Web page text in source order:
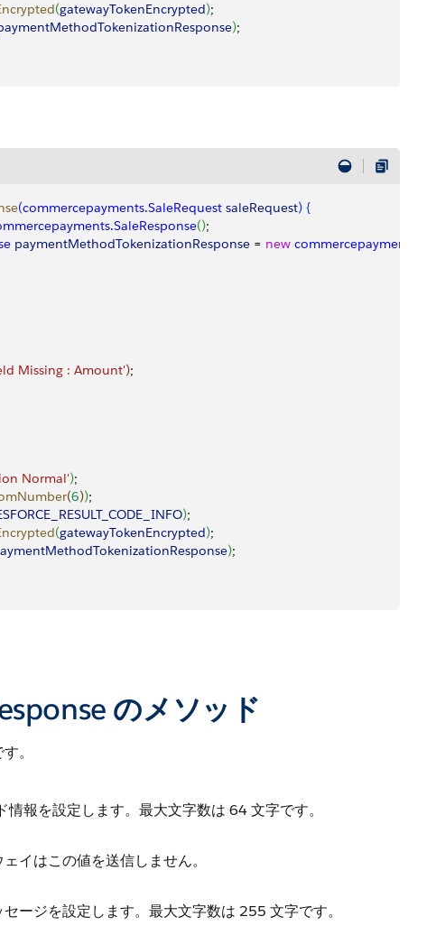
(gatewayTokenEncrypted);
);
(commercepayments.SaleRequest saleRequest) {
.SaleResponse();
paymentMethodTokenizationResponse = new commercepayments
Missing : Amount');
Normal');
(6));
);
(gatewayTokenEncrypted);
);
のメソッド
。
報を設定します。最大文字数は 64 文字です。
イはこの値を送信しません。
ージを設定します。最大文字数は 255 文字です。